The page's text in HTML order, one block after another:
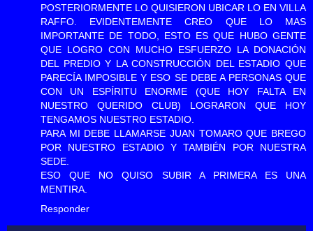
POSTERIORMENTE LO QUISIERON UBICAR LO EN VILLA
RAFFO. EVIDENTEMENTE CREO QUE LO MAS
IMPORTANTE DE TODO, ESTO ES QUE HUBO GENTE
QUE LOGRO CON MUCHO ESFUERZO LA DONACIÓN
DEL PREDIO Y LA CONSTRUCCIÓN DEL ESTADIO QUE
PARECÍA IMPOSIBLE Y ESO SE DEBE A PERSONAS QUE
CON UN ESPÍRITU ENORME (QUE HOY FALTA EN
NUESTRO QUERIDO CLUB) LOGRARON QUE HOY
TENGAMOS NUESTRO ESTADIO.
PARA MI DEBE LLAMARSE JUAN TOMARO QUE BREGO
POR NUESTRO ESTADIO Y TAMBIÉN POR NUESTRA
SEDE.
ESO QUE NO QUISO SUBIR A PRIMERA ES UNA
MENTIRA.
Responder